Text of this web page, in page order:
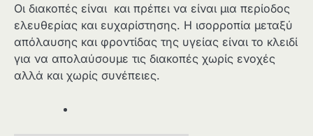
Οι διακοπές είναι και πρέπει να είναι μια περίοδος
ελευθερίας και ευχαρίστησης. Η ισορροπία μεταξύ
απόλαυσης και φροντίδας της υγείας είναι το κλειδί
για να απολαύσουμε τις διακοπές χωρίς ενοχές
αλλά και χωρίς συνέπειες.